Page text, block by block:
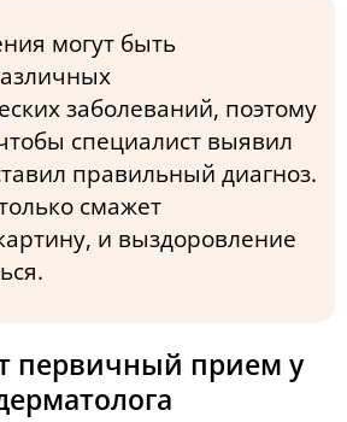
могут быть
заболеваний, поэтому
специалист выявил
правильный диагноз.
смажет
и выздоровление
первичный прием у